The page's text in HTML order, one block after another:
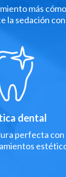
más
la sedación
dental
perfecta